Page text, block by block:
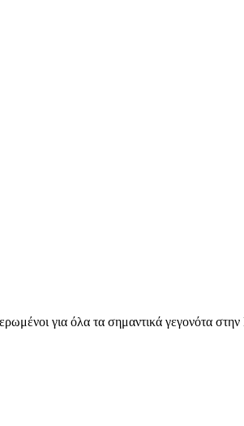
για όλα τα σημαντικά γεγονότα